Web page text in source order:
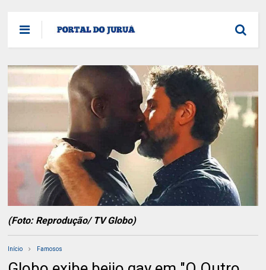
(Foto: Reprodução/ TV Globo)
Início Famosos